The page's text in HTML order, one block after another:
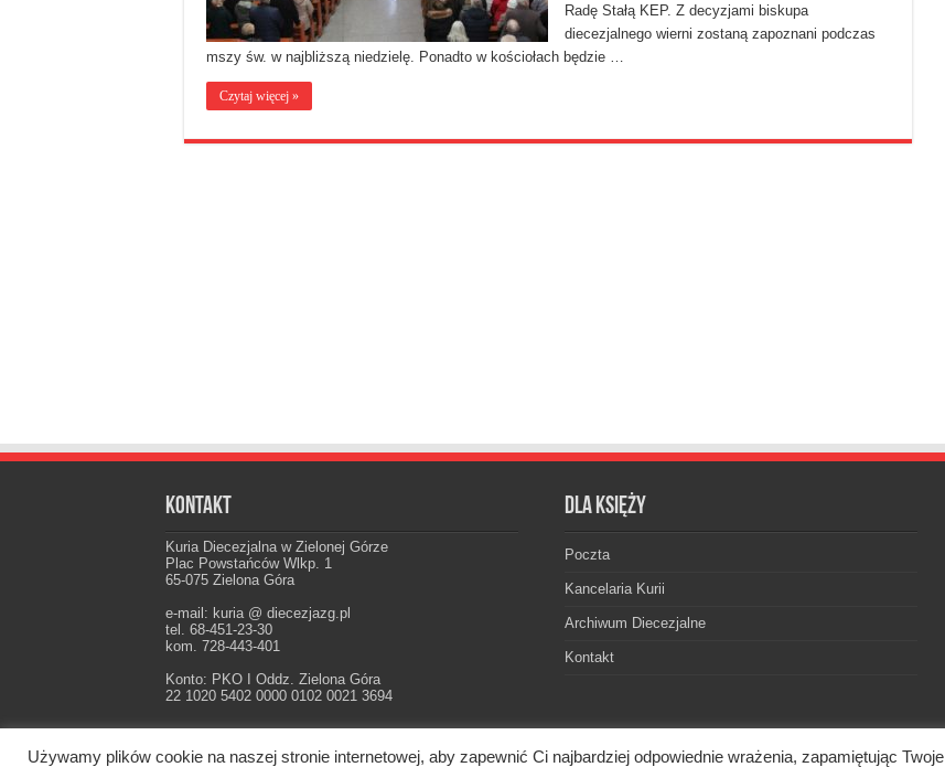
Radę Stałą KEP. Z decyzjami biskupa
diecezjalnego wierni zostaną zapoznani podczas
mszy św. w najbliższą niedzielę. Ponadto w kościołach będzie …
Czytaj więcej »
Kontakt
Kuria Diecezjalna w Zielonej Górze
Plac Powstańców Wlkp. 1
65-075 Zielona Góra
e-mail: kuria @ diecezjazg.pl
tel. 68-451-23-30
kom. 728-443-401
Konto: PKO I Oddz. Zielona Góra
22 1020 5402 0000 0102 0021 3694
Dla księży
Poczta
Kancelaria Kurii
Archiwum Diecezjalne
Kontakt
Używamy plików cookie na naszej stronie internetowej, aby zapewnić Ci najbardziej odpowiednie wrażenia, zapamiętując Twoje